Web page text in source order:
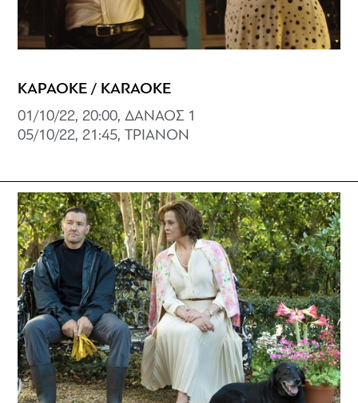
ΚΑΡΑΟΚΕ / KARAOKE
01/10/22, 20:00, ΔΑΝΑΟΣ 1
05/10/22, 21:45, ΤΡΙΑΝΟΝ